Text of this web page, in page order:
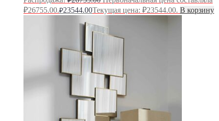
₽26755.00.₽23544.00Текущая цена: ₽23544.00. В корзину